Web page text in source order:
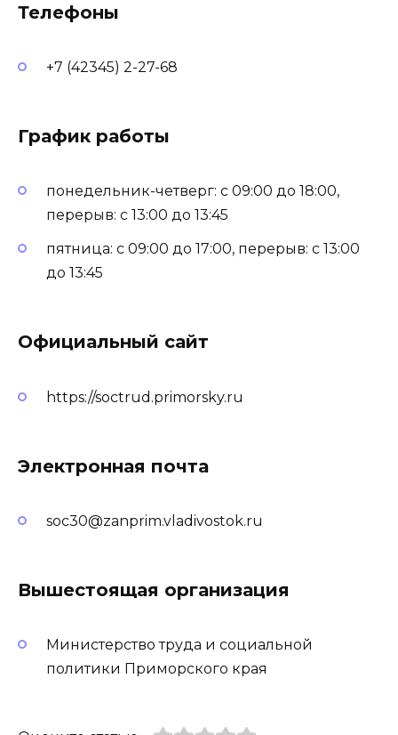
Телефоны
+7 (42345) 2-27-68
График работы
понедельник-четверг: с 09:00 до 18:00,
перерыв: с 13:00 до 13:45
пятница: с 09:00 до 17:00, перерыв: с 13:00
до 13:45
Официальный сайт
https://soctrud.primorsky.ru
Электронная почта
soc30@zanprim.vladivostok.ru
Вышестоящая организация
Министерство труда и социальной
политики Приморского края